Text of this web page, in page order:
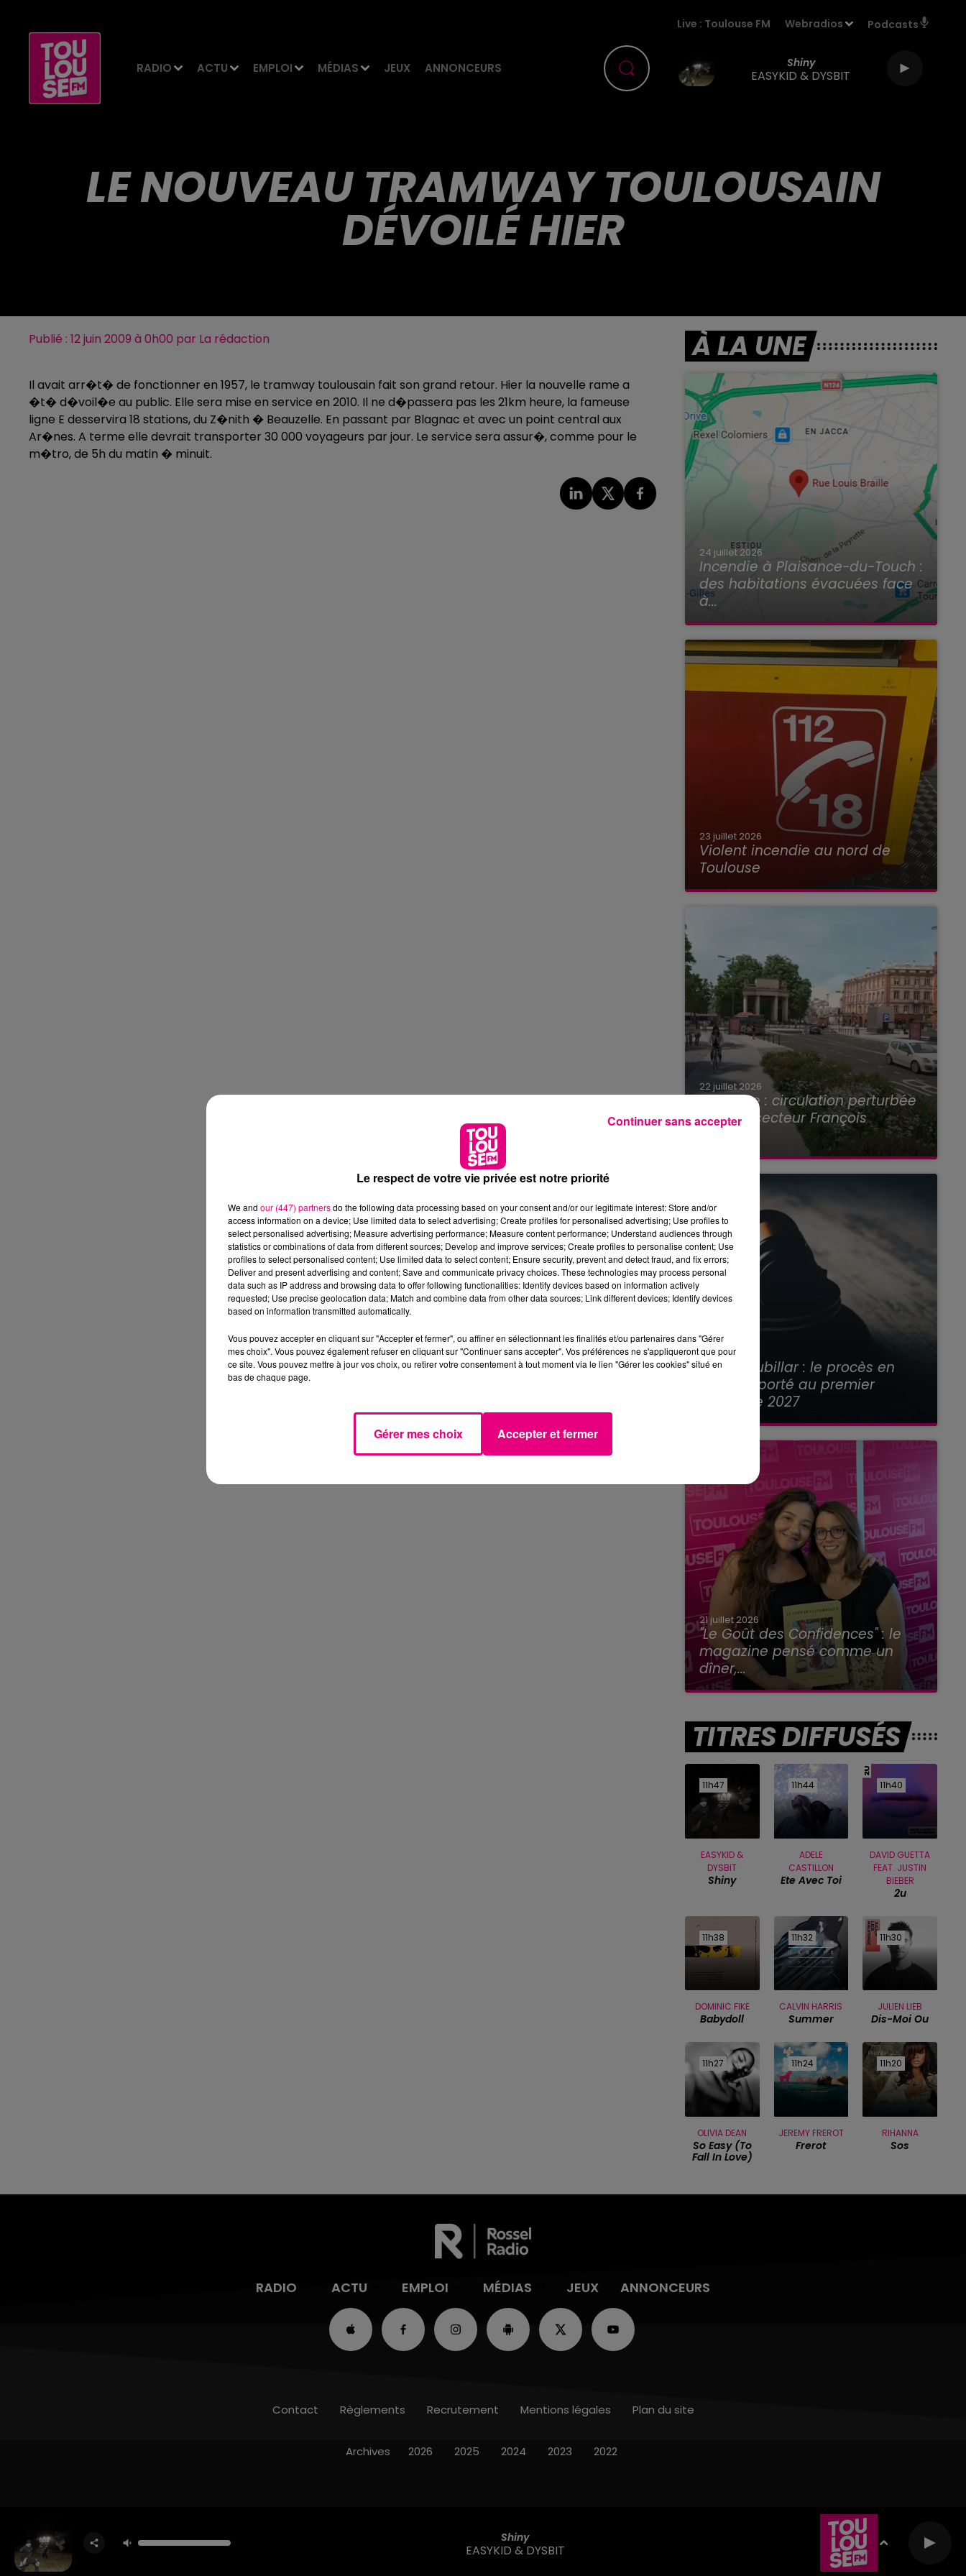
RADIO ACTU EMPLOI MÉDIAS JEUX ANNONCEURS
Live : Toulouse FM Webradios Podcasts
Shiny
EASYKID & DYSBIT
LE NOUVEAU TRAMWAY TOULOUSAIN
DÉVOILÉ HIER
Publié : 12 juin 2009 à 0h00 par La rédaction
Il avait arr�t� de fonctionner en 1957, le tramway toulousain fait son grand retour. Hier la nouvelle rame a
�t� d�voil�e au public. Elle sera mise en service en 2010. Il ne d�passera pas les 21km heure, la fameuse
ligne E desservira 18 stations, du Z�nith � Beauzelle. En passant par Blagnac et avec un point central aux
Ar�nes. A terme elle devrait transporter 30 000 voyageurs par jour. Le service sera assur�, comme pour le
m�tro, de 5h du matin � minuit.
À LA UNE
24 juillet 2026
Incendie à Plaisance-du-Touch :
des habitations évacuées face
à...
23 juillet 2026
Violent incendie au nord de
Toulouse
22 juillet 2026
Toulouse : circulation perturbée
dans le secteur François
21 juillet 2026
Affaire Jubillar : le procès en
appel reporté au premier
semestre 2027
21 juillet 2026
"Le Goût des Confidences" : le
magazine pensé comme un
dîner,...
TITRES DIFFUSÉS
11h47
11h47
EASYKID &
DYSBIT
Shiny
11h44
11h44
ADELE
CASTILLON
Ete Avec Toi
11h40
11h40
DAVID GUETTA
FEAT. JUSTIN
BIEBER
2u
11h38
11h38
DOMINIC FIKE
Babydoll
11h32
11h32
CALVIN HARRIS
Summer
11h30
11h30
JULIEN LIEB
Dis-Moi Ou
11h27
11h27
OLIVIA DEAN
So Easy (to
Fall In Love)
11h24
11h24
JEREMY FREROT
Frerot
11h20
11h20
RIHANNA
Sos
RADIO ACTU EMPLOI MÉDIAS JEUX ANNONCEURS
Shiny
EASYKID & DYSBIT
Contact Règlements Recrutement Mentions légales Plan du site
Archives 2026 2025 2024 2023 2022
Le respect de votre vie privée est notre priorité
We and our (447) partnersdo the following data processing based on your consent and/or our legitimate interest: Store and/or
access information on a device; Use limited data to select advertising; Create profiles for personalised advertising; Use profiles to
select personalised advertising; Measure advertising performance; Measure content performance; Understand audiences through
statistics or combinations of data from different sources; Develop and improve services; Create profiles to personalise content; Use
profiles to select personalised content; Use limited data to select content; Ensure security, prevent and detect fraud, and fix errors;
Deliver and present advertising and content; Save and communicate privacy choices. These technologies may process personal
data such as IP address and browsing data to offer following functionalities: Identify devices based on information actively
requested; Use precise geolocation data; Match and combine data from other data sources; Link different devices; Identify devices
based on information transmitted automatically.
Vous pouvez accepter en cliquant sur "Accepter et fermer", ou affiner en sélectionnant les finalités et/ou partenaires dans "Gérer
mes choix". Vous pouvez également refuser en cliquant sur "Continuer sans accepter". Vos préférences ne s'appliqueront que pour
ce site. Vous pouvez mettre à jour vos choix, ou retirer votre consentement à tout moment via le lien "Gérer les cookies" situé en
bas de chaque page.
Gérer mes choix Accepter et fermer
Continuer sans accepter